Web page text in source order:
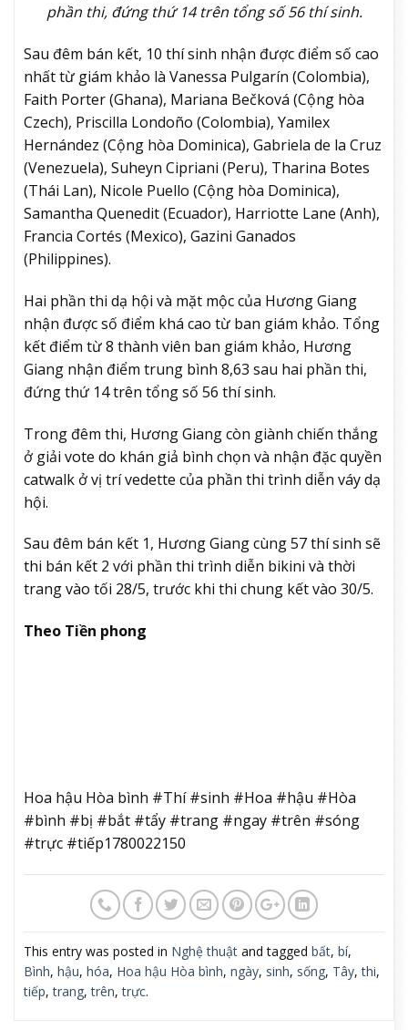
phần thi, đứng thứ 14 trên tổng số 56 thí sinh.
Sau đêm bán kết, 10 thí sinh nhận được điểm số cao
nhất từ giám khảo là Vanessa Pulgarín (Colombia),
Faith Porter (Ghana), Mariana Bečková (Cộng hòa
Czech), Priscilla Londoño (Colombia), Yamilex
Hernández (Cộng hòa Dominica), Gabriela de la Cruz
(Venezuela), Suheyn Cipriani (Peru), Tharina Botes
(Thái Lan), Nicole Puello (Cộng hòa Dominica),
Samantha Quenedit (Ecuador), Harriotte Lane (Anh),
Francia Cortés (Mexico), Gazini Ganados
(Philippines).
Hai phần thi dạ hội và mặt mộc của Hương Giang
nhận được số điểm khá cao từ ban giám khảo. Tổng
kết điểm từ 8 thành viên ban giám khảo, Hương
Giang nhận điểm trung bình 8,63 sau hai phần thi,
đứng thứ 14 trên tổng số 56 thí sinh.
Trong đêm thi, Hương Giang còn giành chiến thắng
ở giải vote do khán giả bình chọn và nhận đặc quyền
catwalk ở vị trí vedette của phần thi trình diễn váy dạ
hội.
Sau đêm bán kết 1, Hương Giang cùng 57 thí sinh sẽ
thi bán kết 2 với phần thi trình diễn bikini và thời
trang vào tối 28/5, trước khi thi chung kết vào 30/5.
Theo Tiền phong
Hoa hậu Hòa bình #Thí #sinh #Hoa #hậu #Hòa
#bình #bị #bắt #tẩy #trang #ngay #trên #sóng
#trực #tiếp1780022150
This entry was posted in Nghệ thuật and tagged bất, bí,
Bình, hậu, hóa, Hoa hậu Hòa bình, ngày, sinh, sống, Tây,thi,
tiếp,trang,trên,trực.